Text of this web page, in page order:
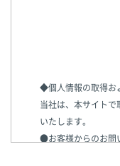
◆個人情報の取得お
当社は、本サイト
いたします。
●お客様からのお問